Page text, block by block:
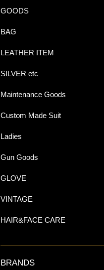
GOODS
BAG
LEATHER ITEM
SILVER etc
Maintenance Goods
Custom Made Suit
Ladies
Gun Goods
GLOVE
VINTAGE
HAIR&FACE CARE
BRANDS